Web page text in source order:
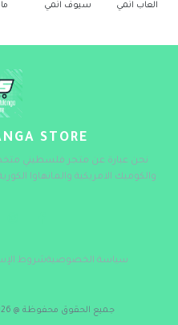
العاب انمي سيوف انمي
STORE
نحن عبارة عن متجر فلسطيني
والكوميك الامريكية والمانهاوا
سياسة الخصوصيةشروط
جميع الحقوق محفوظة @ 2026